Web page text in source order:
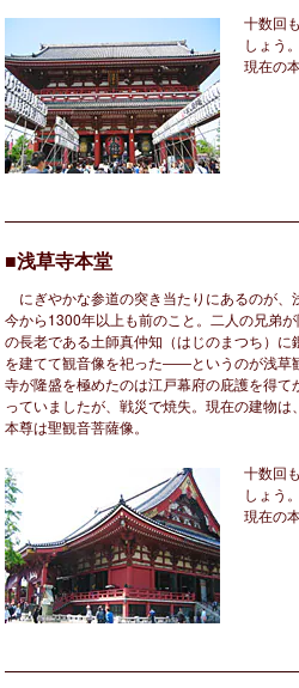
十数回
しょう。
現在の
■浅草寺本堂
にぎやかな参道の突き当たりにあるのが、
今から1300年以上も前のこと。二人の兄弟
の長老である土師真仲知（はじのまつち）
を建てて観音像を祀った――というのが浅草
寺が隆盛を極めたのは江戸幕府の庇護を得
っていましたが、戦災で焼失。現在の建物
本尊は聖観音菩薩像。
十数回
しょう。
現在の